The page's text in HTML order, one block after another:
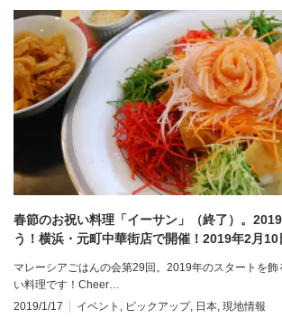
春節のお祝い料理「イーサン」（終了）。
う！横浜・元町中華街店で開催！2019年2月10
マレーシアごはんの会第29回。2019年のスタートを
い料理です！Cheer…
2019/1/17
イベント ピックアップ, 日本 現地情報